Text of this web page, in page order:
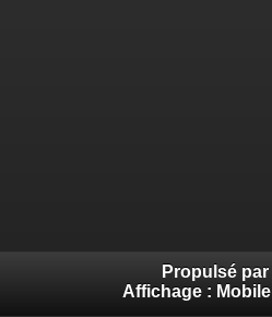
Propulsé par
Affichage : Mobile